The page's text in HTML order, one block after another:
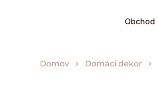
Obchod
Domov Domáci dekor